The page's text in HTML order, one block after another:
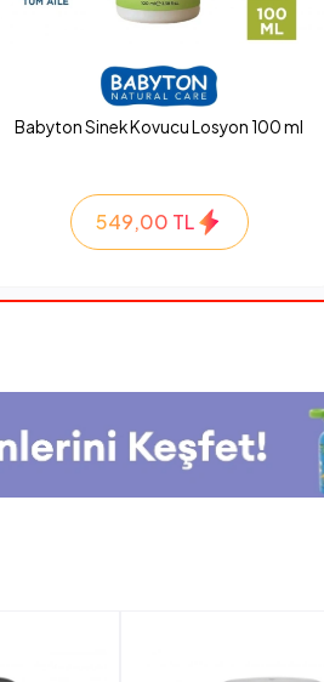
Babyton Sinek Kovucu Losyon 100 ml
549,00 TL